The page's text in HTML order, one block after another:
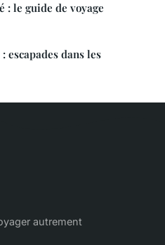
: le guide de voyage
escapades dans les
autrement